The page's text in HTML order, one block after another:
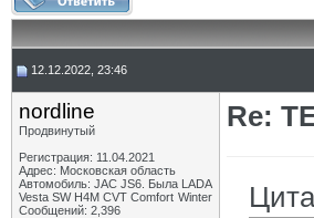
12.12.2022, 23:46
nordline
Продвинутый
Регистрация: 11.04.2021
Адрес: Московская область
Автомобиль: JAC JS6. Была LADA
Vesta SW H4M CVT Comfort Winter
Сообщений: 2,396
Re: